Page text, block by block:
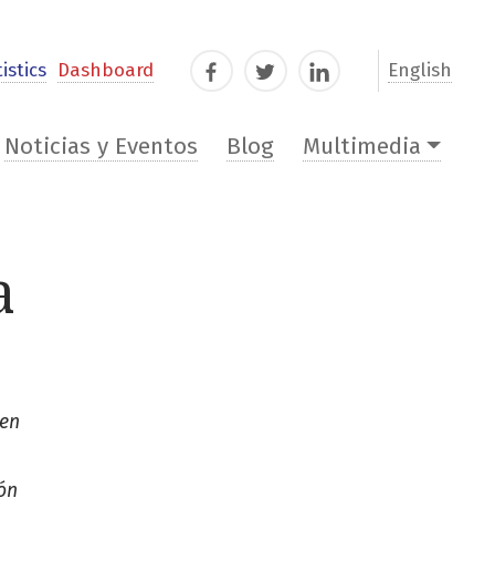
Dashboard FacebookTwitterLinkedIn English
Noticias y Eventos Blog Multimedia